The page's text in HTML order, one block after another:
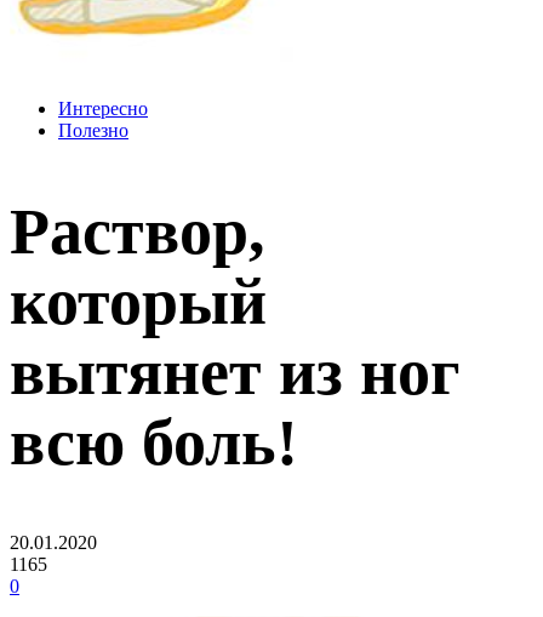
Интересно
Полезно
Раствор,
который
вытянет из ног
всю боль!
20.01.2020
1165
0